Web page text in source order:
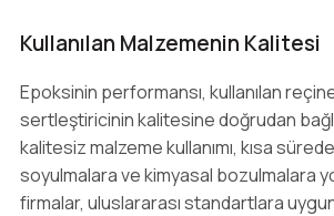
Kullanılan Malzemenin Kalitesi
Epoksinin performansı, kullanılan
sertleştiricinin kalitesine doğrudan
kalitesiz malzeme kullanımı, kısa
soyulmalara ve kimyasal bozulmalara
firmalar, uluslararası standartlara